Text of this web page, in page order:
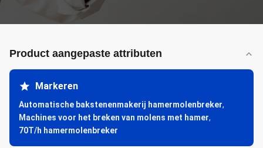
Product aangepaste attributen
Markeren
Automatische bakstenenmakerij hamermolenbreker,
Machines voor het breken van molens met hamer,
70T/h hamermolenbreker